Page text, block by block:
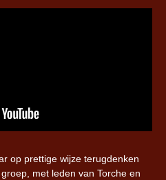
op prettige wijze terugdenken
met leden van Torche en